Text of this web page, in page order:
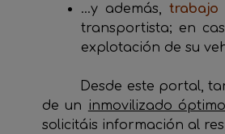
…y además, trabajo
transportista; en
explotación de su
Desde este portal, tan
de un inmovilizado
solicitáis información al